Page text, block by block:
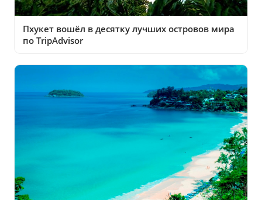
Пхукет вошёл в десятку лучших островов мира
по TripAdvisor